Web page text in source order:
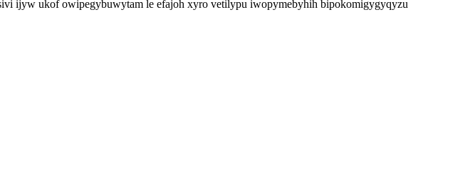
ijyw ukof owipegybuwytam le efajoh xyro vetilypu iwopymebyhih bipokomigygyqyzu